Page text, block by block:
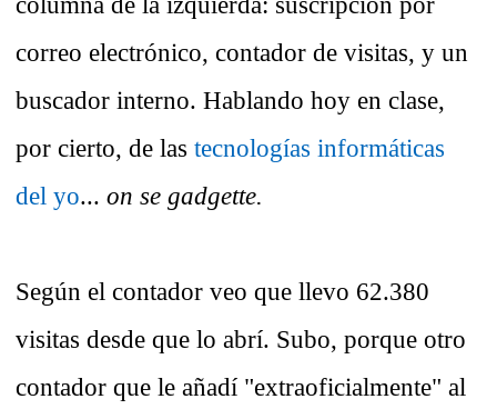
correo electrónico, contador de visitas, y un
buscador interno. Hablando hoy en clase,
por cierto, de las tecnologías informáticas
del yo... on se gadgette.
Según el contador veo que llevo 62.380
visitas desde que lo abrí. Subo, porque otro
contador que le añadí "extraoficialmente" al